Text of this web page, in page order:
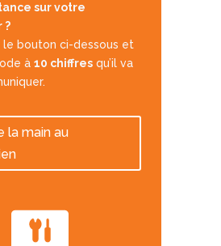
sur votre
?
le bouton ci-dessous et
à 10 chiffresqu’il va
la main au